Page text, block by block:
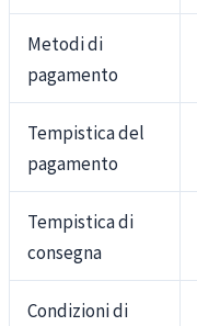
Metodi di
pagamento
Tempistica del
pagamento
Tempistica di
consegna
Condizioni di